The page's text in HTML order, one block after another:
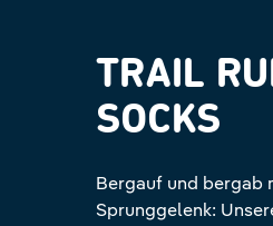
TRAIL
SOCKS
Bergauf und bergab
Sprunggelenk: